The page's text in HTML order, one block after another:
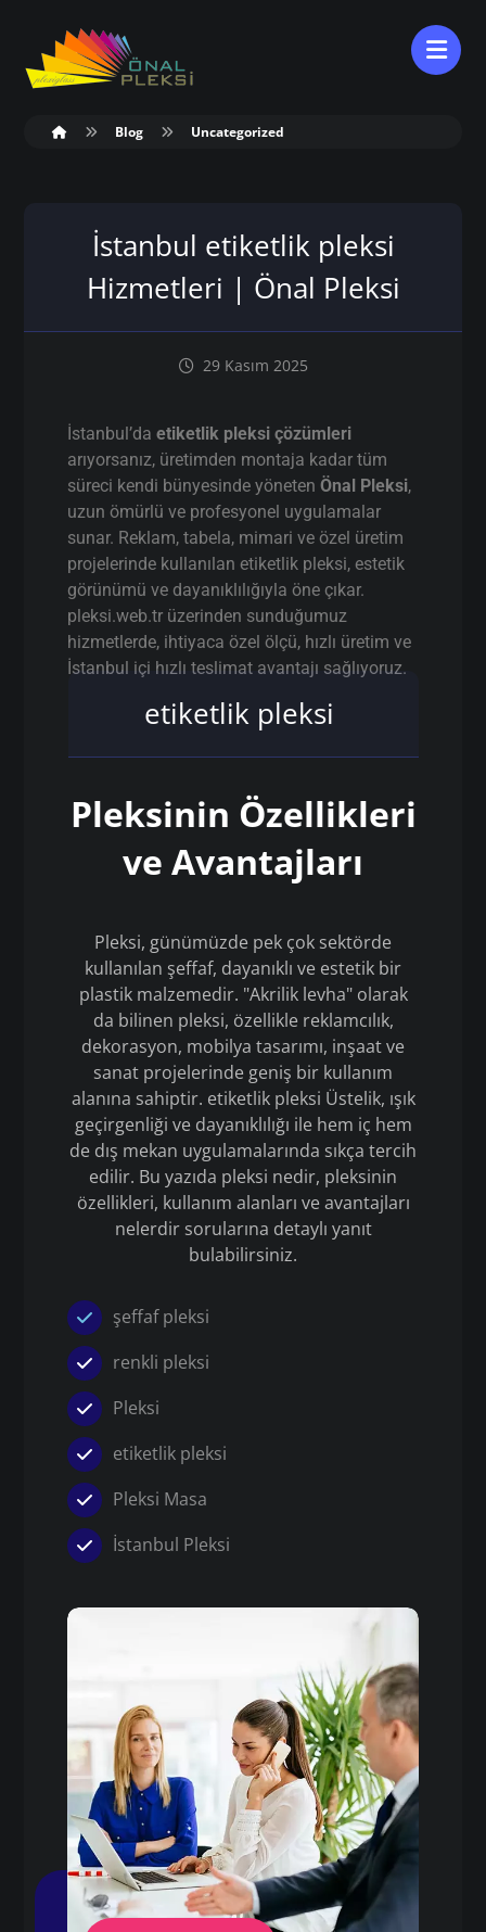
Blog Uncategorized
İstanbul etiketlik pleksi
Hizmetleri | Önal Pleksi
29 Kasım 2025
İstanbul’daetiketlik pleksi çözümleri
arıyorsanız, üretimden montaja kadar tüm
süreci kendi bünyesinde yönetenÖnal Pleksi,
uzun ömürlü ve profesyonel uygulamalar
sunar. Reklam, tabela, mimari ve özel üretim
projelerinde kullanılan etiketlik pleksi, estetik
görünümü ve dayanıklılığıyla öne çıkar.
pleksi.web.tr üzerinden sunduğumuz
hizmetlerde, ihtiyaca özel ölçü, hızlı üretim ve
İstanbul içi hızlı teslimat avantajı sağlıyoruz.
etiketlik pleksi
Pleksinin Özellikleri
ve Avantajları
Pleksi, günümüzde pek çok sektörde
kullanılan şeffaf, dayanıklı ve estetik bir
plastik malzemedir. "Akrilik levha" olarak
da bilinen pleksi, özellikle reklamcılık,
dekorasyon, mobilya tasarımı, inşaat ve
sanat projelerinde geniş bir kullanım
alanına sahiptir. etiketlik pleksi Üstelik, ışık
geçirgenliği ve dayanıklılığı ile hem iç hem
de dış mekan uygulamalarında sıkça tercih
edilir. Bu yazıda pleksi nedir, pleksinin
özellikleri, kullanım alanları ve avantajları
nelerdir sorularına detaylı yanıt
bulabilirsiniz.
şeffaf pleksi
renkli pleksi
Pleksi
etiketlik pleksi
Pleksi Masa
İstanbul Pleksi